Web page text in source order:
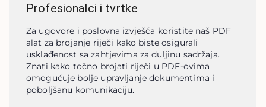
Profesionalci i tvrtke
Za ugovore i poslovna izvješća koristite naš PDF
alat za brojanje riječi kako biste osigurali
usklađenost sa zahtjevima za duljinu sadržaja.
Znati kako točno brojati riječi u PDF-ovima
omogućuje bolje upravljanje dokumentima i
poboljšanu komunikaciju.